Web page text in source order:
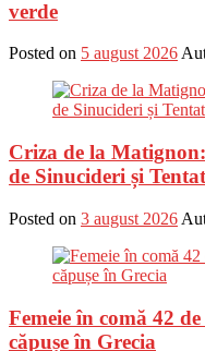
verde
Posted on 5 august 2026
Criza de la
de Sinucideri și
Posted on 3 august 2026
Femeie în comă 42
căpușe în Grecia